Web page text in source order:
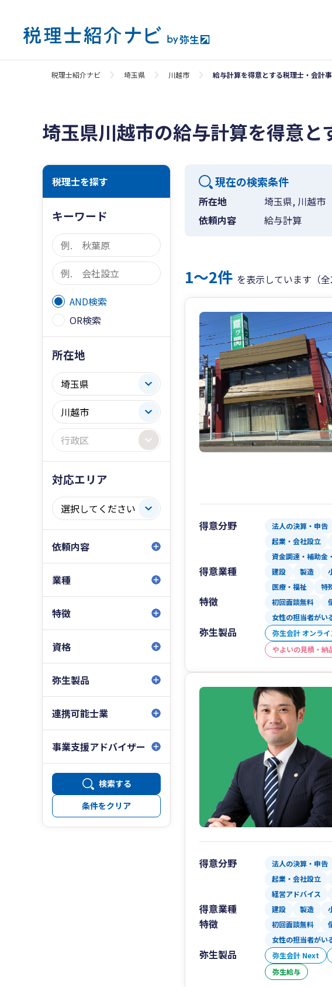
税理士紹介ナビ 埼玉県 川越市 給与計算を得意とする税理士・会計
埼玉県川越市の給与計算を得意
税理士を探す
キーワード
AND検索
OR検索
所在地
対応エリア
依頼内容
業種
特徴
資格
弥生製品
連携可能士業
事業支援アドバイザー
検索する
条件をクリア
現在の検索条件
所在地
埼玉県, 川越市
依頼内容
給与計算
1〜2件 を表示しています（全
得意分野 法人の決算・申告
起業・会社設立
資金調達・補助金
得意業種 建設 製造
医療・福祉
特
特徴 初回面談無料
女性の担当者がい
弥生製品 弥生会計 オンライ
やよいの見積・納
得意分野 法人の決算・申告
起業・会社設立
経営アドバイス
得意業種 建設 製造
特徴 初回面談無料
女性の担当者がい
弥生製品 弥生会計 Next
弥生給与